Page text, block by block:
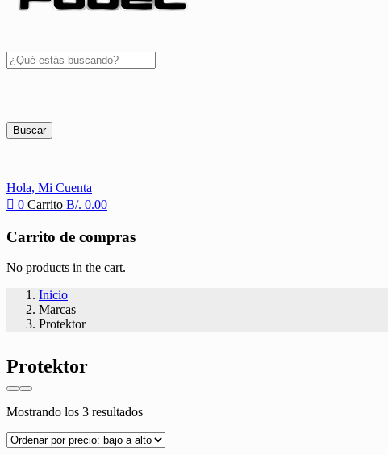
Buscar
Hola, Mi Cuenta
0 Carrito B/. 0.00
Carrito de compras
No products in the cart.
Inicio
Marcas
Protektor
Protektor
Mostrando los 3 resultadosOrdenado
precio: